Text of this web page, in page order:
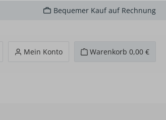
Bequemer Kauf auf Rechnung
Du hast 0 Produkte auf dem Merkzettel
Mein Konto Warenkorb 0,00 €